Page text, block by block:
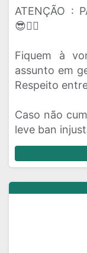
ATENÇÃO :
😎👍🏼
Fiquem à
assunto em
Respeito
Caso não
leve ban